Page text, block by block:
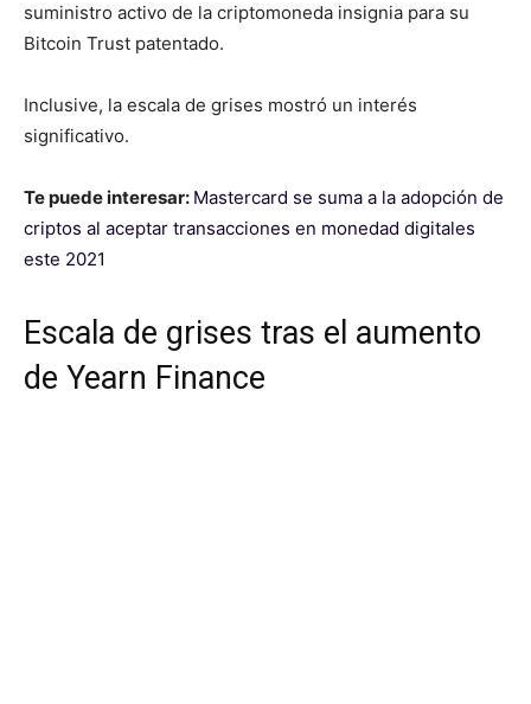
suministro activo de la criptomoneda insignia para su
Bitcoin Trust patentado.
Inclusive, la escala de grises mostró un interés
significativo.
Te puede interesar: Mastercard se suma a la adopción de
criptos al aceptar transacciones en monedad digitales
este 2021
Escala de grises tras el aumento
de Yearn Finance